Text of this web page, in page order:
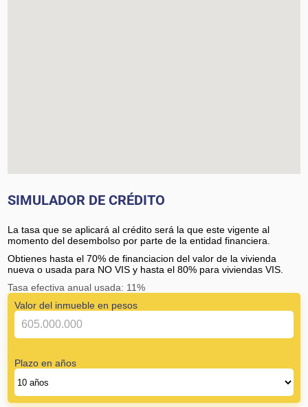
SIMULADOR DE CRÉDITO
La tasa que se aplicará al crédito será la que este vigente al
momento del desembolso por parte de la entidad financiera.
Obtienes hasta el 70% de financiacion del valor de la vivienda
nueva o usada para NO VIS y hasta el 80% para viviendas VIS.
Tasa efectiva anual usada: 11%
Valor del inmueble en pesos
Plazo en años